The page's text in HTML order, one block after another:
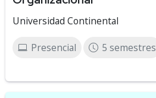
Universidad Continental
Presencial 5 semestres